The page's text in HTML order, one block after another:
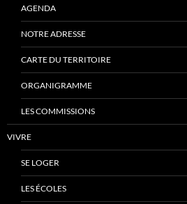
AGENDA
NOTRE ADRESSE
CARTE DU TERRITOIRE
ORGANIGRAMME
LES COMMISSIONS
VIVRE
SE LOGER
LES ÉCOLES